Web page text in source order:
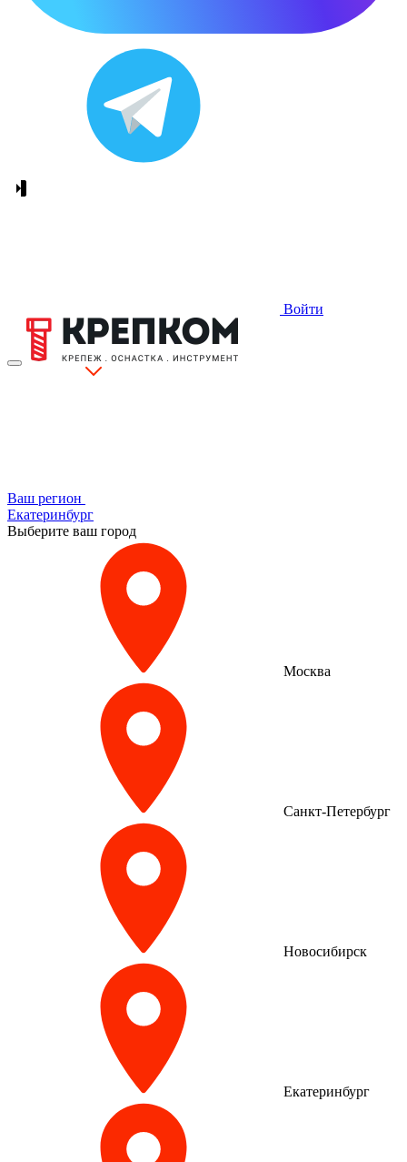
Войти
Ваш регион
Екатеринбург
Выберите ваш город
Москва
Санкт-Петербург
Новосибирск
Екатеринбург